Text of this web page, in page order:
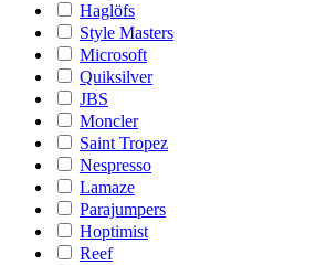
Haglöfs
Style Masters
Microsoft
Quiksilver
JBS
Moncler
Saint Tropez
Nespresso
Lamaze
Parajumpers
Hoptimist
Reef